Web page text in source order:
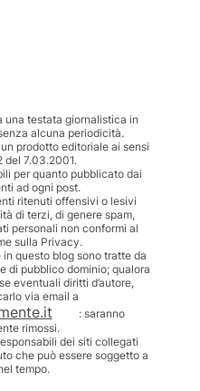
una testata giornalistica in
alcuna periodicità.
prodotto editoriale ai sensi
del 7.03.2001.
per quanto pubblicato dai
ad ogni post.
ritenuti offensivi o lesivi
di terzi, di genere spam,
personali non conformi al
sulla Privacy.
questo blog sono tratte da
di pubblico dominio; qualora
eventuali diritti d’autore,
via email a
: saranno
rimossi.
dei siti collegati
che può essere soggetto a
tempo.